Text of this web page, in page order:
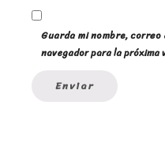
Guarda mi nombre,
navegador para la próxima